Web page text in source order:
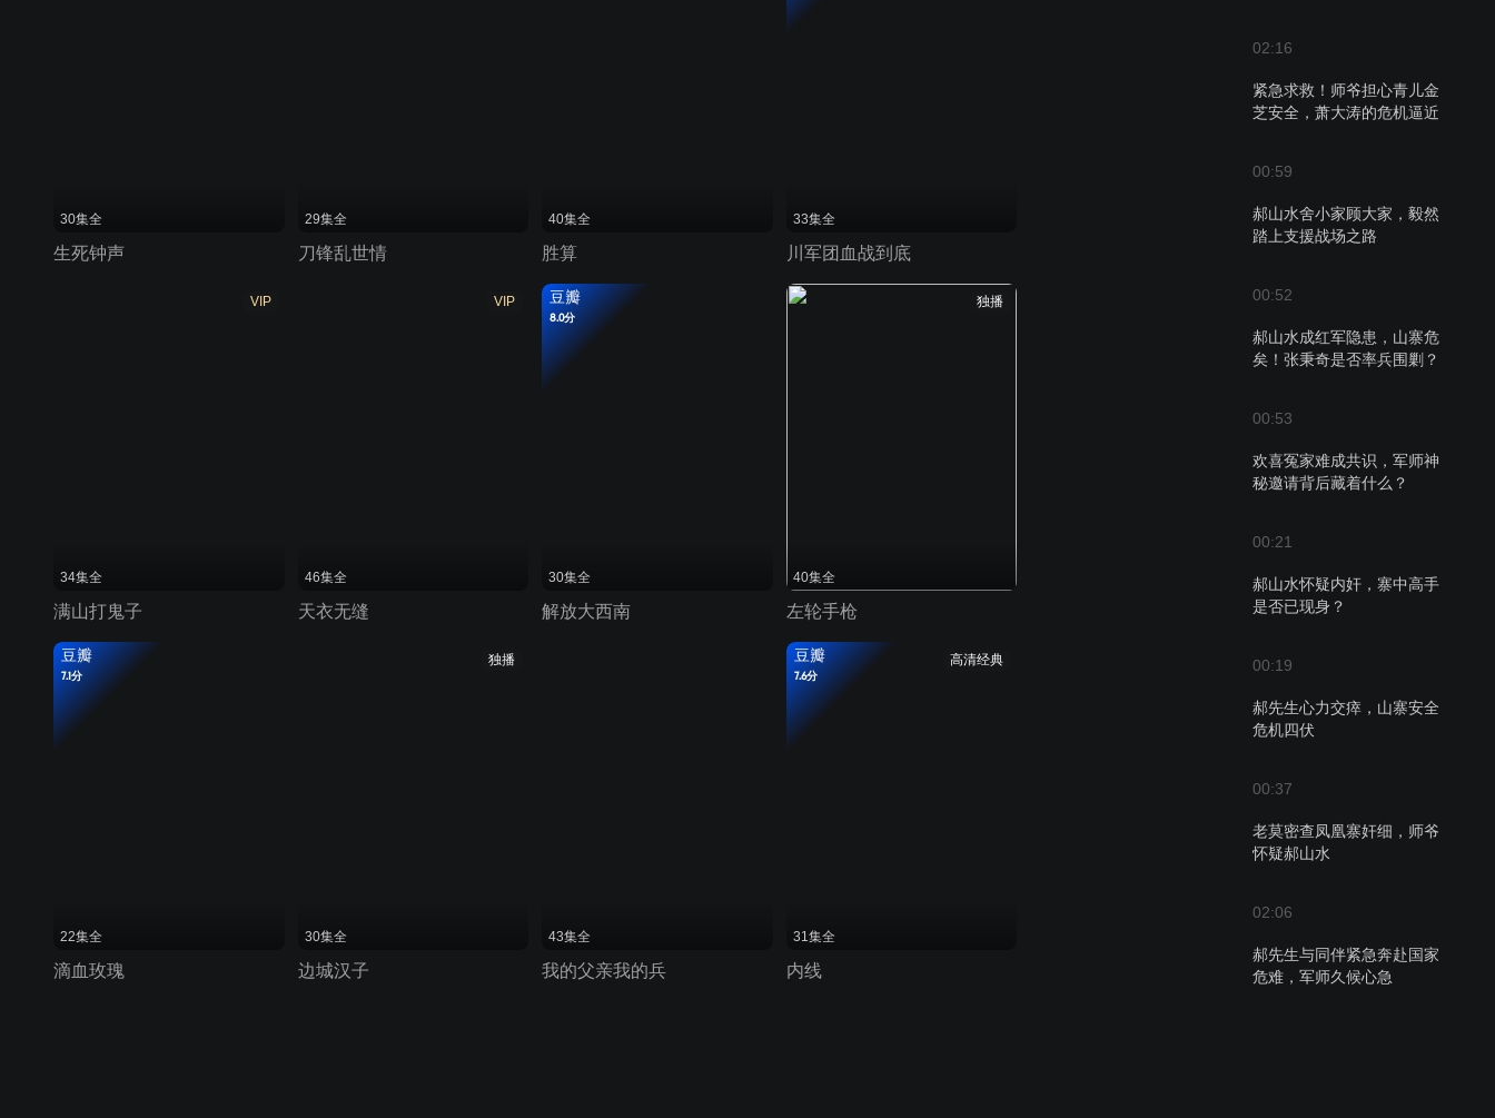
02:16
紧急求救！师爷担心青儿金
芝安全，萧大涛的危机逼近
00:59
郝山水舍小家顾大家，毅然
踏上支援战场之路
00:52
郝山水成红军隐患，山寨危
矣！张秉奇是否率兵围剿？
00:53
欢喜冤家难成共识，军师神
秘邀请背后藏着什么？
00:21
郝山水怀疑内奸，寨中高手
是否已现身？
00:19
郝先生心力交瘁，山寨安全
危机四伏
00:37
老莫密查凤凰寨奸细，师爷
怀疑郝山水
02:06
郝先生与同伴紧急奔赴国家
危难，军师久候心急
30集全
生死钟声
29集全
刀锋乱世情
40集全
胜算
33集全
川军团血战到底
VIP
34集全
满山打鬼子
VIP
46集全
天衣无缝
豆瓣
8.0分
30集全
解放大西南
独播
40集全
左轮手枪
豆瓣
7.1分
22集全
滴血玫瑰
独播
30集全
边城汉子
43集全
我的父亲我的兵
高清经典
豆瓣
7.6分
31集全
内线